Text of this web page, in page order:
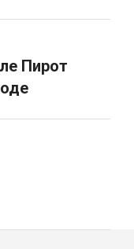
Пирот